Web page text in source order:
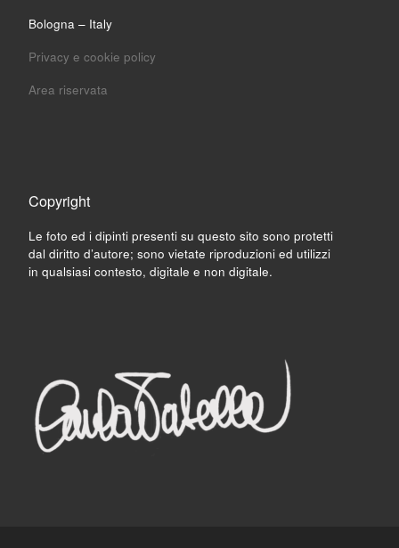
Bologna – Italy
Privacy e cookie policy
Area riservata
Copyright
Le foto ed i dipinti presenti su questo sito sono protetti
dal diritto d’autore; sono vietate riproduzioni ed utilizzi
in qualsiasi contesto, digitale e non digitale.